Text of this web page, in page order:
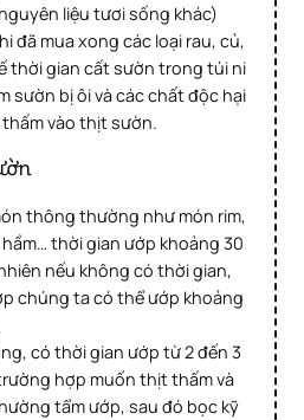
liệu tươi sống khác)
đã mua xong các loại rau, củ,
thời gian cất sườn trong túi ni
sườn bị ôi và các chất độc hại
vào thịt sườn.
thời gian ướp khoảng 30
nếu không có thời gian,
chúng ta có thể ướp khoảng
hợp muốn thịt thấm và
tẩm ướp, sau đó bọc kỹ